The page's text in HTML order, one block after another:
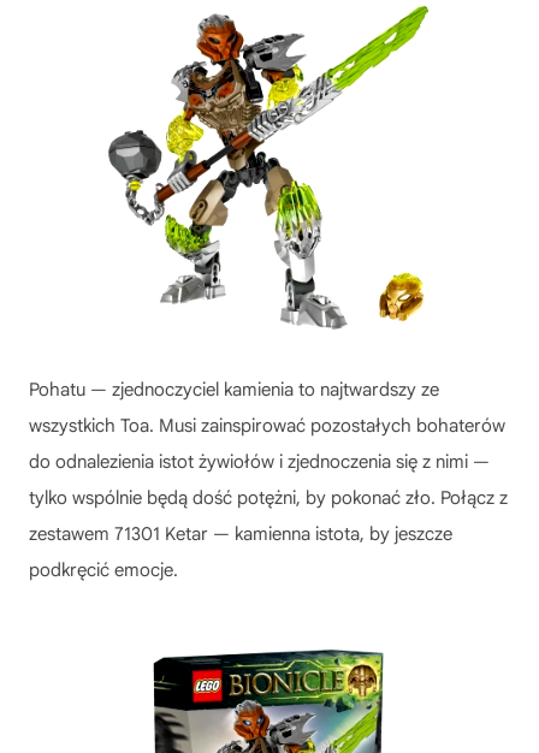
Pohatu — zjednoczyciel kamienia to najtwardszy ze
wszystkich Toa. Musi zainspirować pozostałych bohaterów
do odnalezienia istot żywiołów i zjednoczenia się z nimi —
tylko wspólnie będą dość potężni, by pokonać zło. Połącz z
zestawem 71301 Ketar — kamienna istota, by jeszcze
podkręcić emocje.